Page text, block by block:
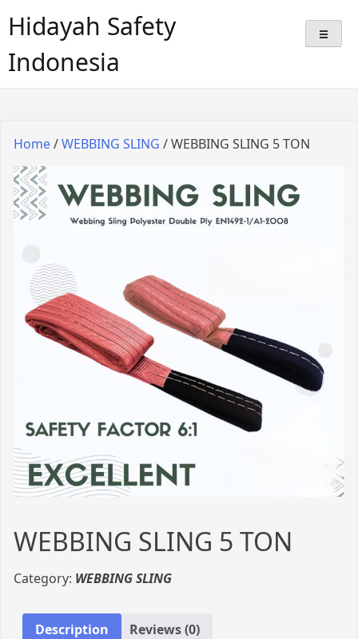
Hidayah Safety
Indonesia
Home/WEBBING SLING / WEBBING SLING 5 TON
WEBBING SLING 5 TON
Category: WEBBING SLING
Description Reviews (0)